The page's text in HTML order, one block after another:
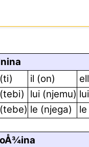
il (on)
lui (njemu)
le (njega)